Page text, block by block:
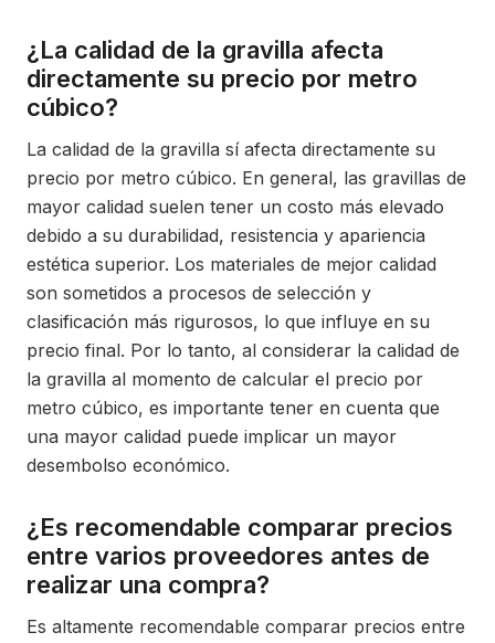
¿La calidad de la gravilla afecta
directamente su precio por metro
cúbico?
La calidad de la gravilla sí afecta directamente su
precio por metro cúbico. En general, las gravillas de
mayor calidad suelen tener un costo más elevado
debido a su durabilidad, resistencia y apariencia
estética superior. Los materiales de mejor calidad
son sometidos a procesos de selección y
clasificación más rigurosos, lo que influye en su
precio final. Por lo tanto, al considerar la calidad de
la gravilla al momento de calcular el precio por
metro cúbico, es importante tener en cuenta que
una mayor calidad puede implicar un mayor
desembolso económico.
¿Es recomendable comparar precios
entre varios proveedores antes de
realizar una compra?
Es altamente recomendable comparar precios entre